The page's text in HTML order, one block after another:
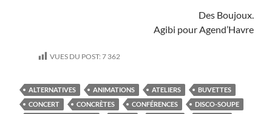
Des Boujoux.
Agibi pour Agend’Havre
VUES DU POST: 7 362
ALTERNATIVES ANIMATIONS ATELIERS
BUVETTES
CONCERT
CONCRÈTES CONFÉRENCES
DISCO-SOUPE